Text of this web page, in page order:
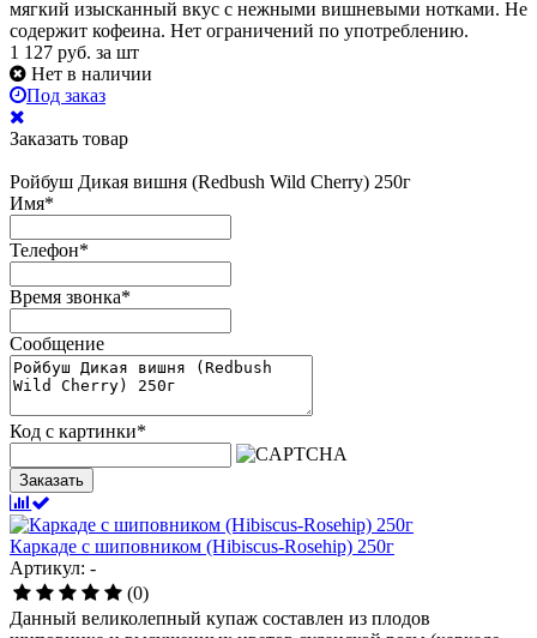
мягкий изысканный вкус с нежными вишневыми нотками. Не
содержит кофеина. Нет ограничений по употреблению.
1 127 руб. за шт
Нет в наличии
Под заказ
Заказать товар
Ройбуш Дикая вишня (Redbush Wild Cherry) 250г
Имя*
Телефон*
Время звонка*
Сообщение
Код с картинки*
Заказать
Каркаде с шиповником (Hibiscus-Rosehip) 250г
Артикул: -
(0)
Данный великолепный купаж составлен из плодов